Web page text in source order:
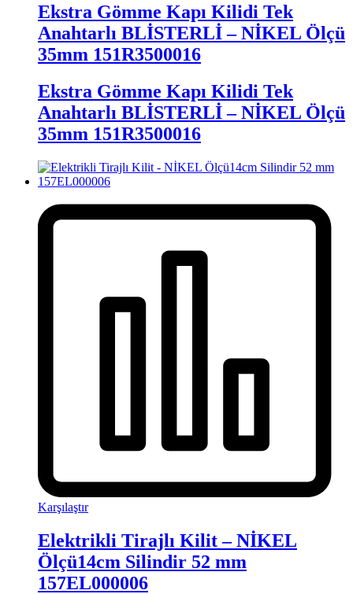
Ekstra Gömme Kapı Kilidi Tek
Anahtarlı BLİSTERLİ – NİKEL Ölçü
35mm 151R3500016
Ekstra Gömme Kapı Kilidi Tek
Anahtarlı BLİSTERLİ – NİKEL Ölçü
35mm 151R3500016
Karşılaştır
Elektrikli Tirajlı Kilit – NİKEL
Ölçü14cm Silindir 52 mm
157EL000006